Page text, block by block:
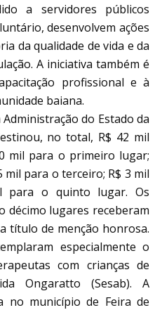
a servidores públicos
desenvolvem ações
da qualidade de vida e da
A iniciativa também é
profissional e à
baiana.
do Estado da
no total, R$ 42 mil
mil para o primeiro lugar;
mil para o terceiro; R$ 3 mil
o quinto lugar. Os
décimo lugares receberam
título de menção honrosa.
especialmente o
com crianças de
Ongaratto (Sesab). A
no município de Feira de